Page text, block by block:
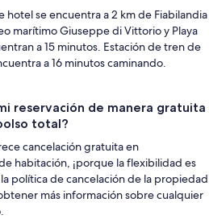
hotel se encuentra a 2 km de Fiabilandia
marítimo Giuseppe di Vittorio y Playa
a 15 minutos. Estación de tren de
a 16 minutos caminando.
reservación de manera gratuita
total?
cancelación gratuita en
habitación, ¡porque la flexibilidad es
política de cancelación de la propiedad
más información sobre cualquier